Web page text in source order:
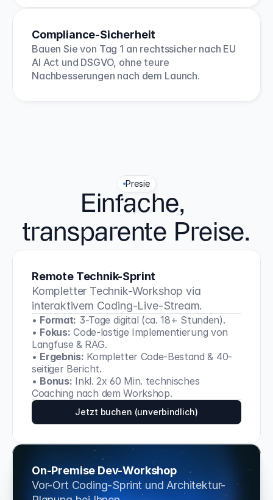
Compliance-Sicherheit
Bauen Sie von Tag 1 an rechtssicher nach EU
AI Act und DSGVO, ohne teure
Nachbesserungen nach dem Launch.
Presie
Einfache,
transparente Preise.
Remote Technik-Sprint
Kompletter Technik-Workshop via
interaktivem Coding-Live-Stream.
• Format: 3-Tage digital (ca. 18+ Stunden).
• Fokus: Code-lastige Implementierung von
Langfuse & RAG.
• Ergebnis: Kompletter Code-Bestand & 40-
seitiger Bericht.
• Bonus: Inkl. 2x 60 Min. technisches
Coaching nach dem Workshop.
Jetzt buchen (unverbindlich)
On-Premise Dev-Workshop
Vor-Ort Coding-Sprint und Architektur-